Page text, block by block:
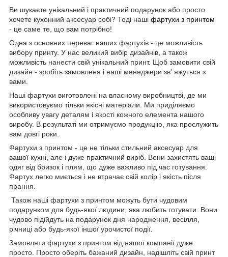
Ви шукаєте унікальний і практичний подарунок або просто
хочете кухонний аксесуар собі? Тоді наші фартухи з принтом
- це саме те, що вам потрібно!
Одна з основних переваг наших фартухів - це можливість
вибору принту. У нас великий вибір дизайнів, а також
можливість нанести свій унікальний принт. Щоб замовити свій
дизайн - зробіть замовленя і наші менеджери зв' яжуться з
вами.
Наші фартухи виготовлені на власному виробництві, де ми
використовуємо тільки якісні матеріали. Ми приділяємо
особливу увагу деталям і якості кожного елемента нашого
виробу. В результаті ми отримуємо продукцію, яка прослужить
вам довгі роки.
Фартухи з принтом - це не тільки стильний аксесуар для
вашої кухні, але і дуже практичний виріб. Вони захистять ваші
одяг від бризок і плям, що дуже важливо під час готування.
Фартух легко миється і не втрачає свій колір і якість після
прання.
Також наші фартухи з принтом можуть бути чудовим
подарунком для будь-якої людини, яка любить готувати. Вони
чудово підійдуть на подарунок дня народження, весілля,
річниці або будь-якої іншої урочистої події.
Замовляти фартухи з принтом від нашої компанії дуже
просто. Просто оберіть бажаний дизайн, надішліть свій принт